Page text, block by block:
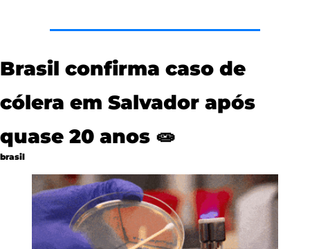
Brasil confirma caso de
cólera em Salvador após
quase 20 anos 🧫
brasil